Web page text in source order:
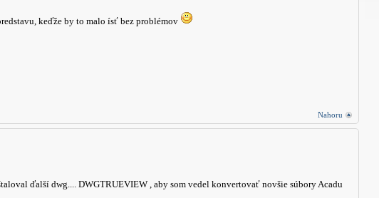
keďže by to malo ísť bez problémov
Nahoru
ďalší dwg.... DWGTRUEVIEW , aby som vedel konvertovať novšie súbory Acadu